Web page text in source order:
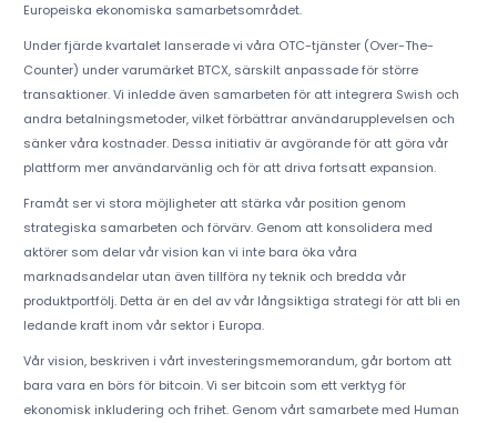
Europeiska ekonomiska samarbetsområdet.
Under fjärde kvartalet lanserade vi våra OTC-tjänster (Over-The-
Counter) under varumärket BTCX, särskilt anpassade för större
transaktioner. Vi inledde även samarbeten för att integrera Swish och
andra betalningsmetoder, vilket förbättrar användarupplevelsen och
sänker våra kostnader. Dessa initiativ är avgörande för att göra vår
plattform mer användarvänlig och för att driva fortsatt expansion.
Framåt ser vi stora möjligheter att stärka vår position genom
strategiska samarbeten och förvärv. Genom att konsolidera med
aktörer som delar vår vision kan vi inte bara öka våra
marknadsandelar utan även tillföra ny teknik och bredda vår
produktportfölj. Detta är en del av vår långsiktiga strategi för att bli en
ledande kraft inom vår sektor i Europa.
Vår vision, beskriven i vårt investeringsmemorandum, går bortom att
bara vara en börs för bitcoin. Vi ser bitcoin som ett verktyg för
ekonomisk inkludering och frihet. Genom vårt samarbete med Human